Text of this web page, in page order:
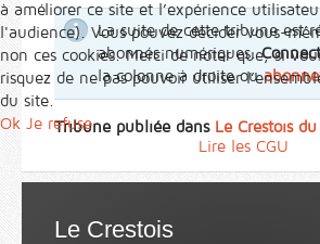
La suite de cette tribune est
abonnés numériques.
la colonne à droite ou
Tribune publiée dans Le Crestois
Le Crestois
à améliorer ce site et l’expérience
l'audience). Vous pouvez décider vous-
non ces cookies. Merci de noter que, si
risquez de ne pas pouvoir utiliser
du site.
Ok Je refuse
Lire les CGU